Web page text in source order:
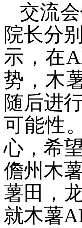
交流
院长分
示，在
势，木
随后进
可能性
心，希
儋州木
薯田，
就木薯